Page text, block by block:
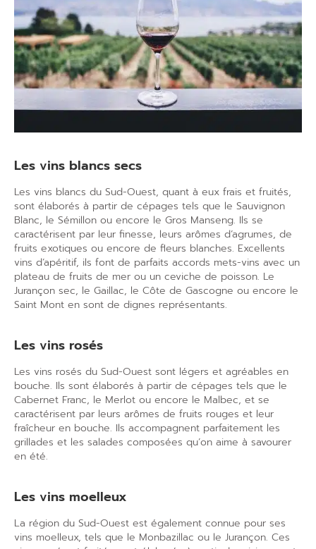
Les vins blancs secs
Les vins blancs du Sud-Ouest, quant à eux frais et fruités,
sont élaborés à partir de cépages tels que le Sauvignon
Blanc, le Sémillon ou encore le Gros Manseng. Ils se
caractérisent par leur finesse, leurs arômes d’agrumes, de
fruits exotiques ou encore de fleurs blanches. Excellents
vins d’apéritif, ils font de parfaits accords mets-vins avec un
plateau de fruits de mer ou un ceviche de poisson. Le
Jurançon sec, le Gaillac, le Côte de Gascogne ou encore le
Saint Mont en sont de dignes représentants.
Les vins rosés
Les vins rosés du Sud-Ouest sont légers et agréables en
bouche. Ils sont élaborés à partir de cépages tels que le
Cabernet Franc, le Merlot ou encore le Malbec, et se
caractérisent par leurs arômes de fruits rouges et leur
fraîcheur en bouche. Ils accompagnent parfaitement les
grillades et les salades composées qu’on aime à savourer
en été.
Les vins moelleux
La région du Sud-Ouest est également connue pour ses
vins moelleux, tels que le Monbazillac ou le Jurançon. Ces